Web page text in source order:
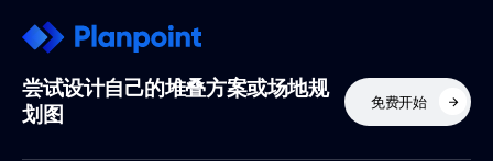
尝试设计自己的堆叠方案或场地规
划图
免费开始